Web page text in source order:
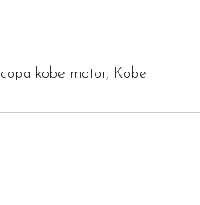
copa kobe motor, Kobe